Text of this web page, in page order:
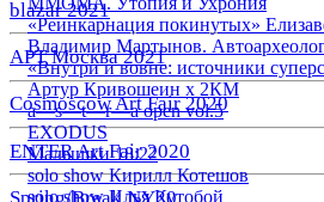
blazar 2021
АРТ Москва 2021
Cosmoscow Art Fair 2020
ENTER Art Fair 2020
«Реинкарнация покинутых»
Владимир Мартынов.
«Внутри и вовне: источники
Артур Кривошеин х 2КМ
a—s—t—r—a open vol.5
EXODUS
Малышки 18:22
solo show Кирилл Котешов
solo show Илья Кутобой